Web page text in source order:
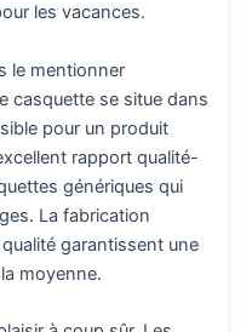
les vacances.
le mentionner
casquette se situe dans
pour un produit
rapport qualité-
génériques qui
La fabrication
garantissent une
moyenne.